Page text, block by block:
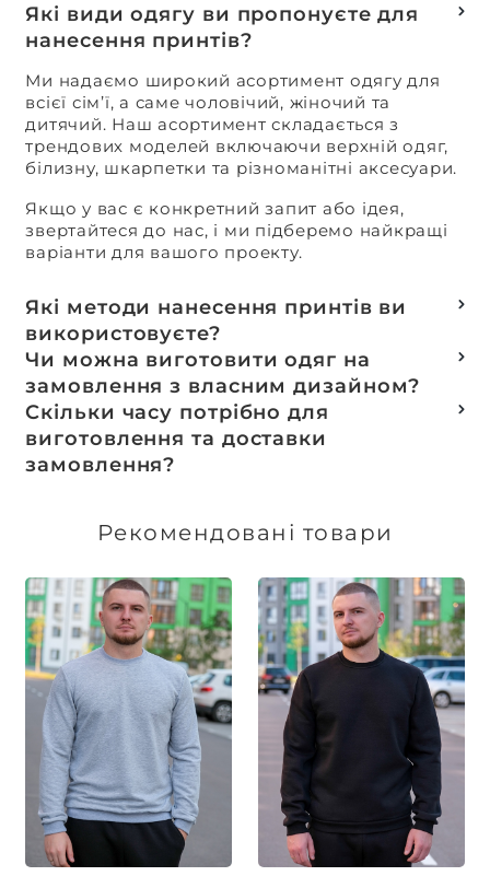
Які види одягу ви пропонуєте для
нанесення принтів?
Ми надаємо широкий асортимент одягу для
всієї сім’ї, а саме чоловічий, жіночий та
дитячий. Наш асортимент складається з
трендових моделей включаючи верхній одяг,
білизну, шкарпетки та різноманітні аксесуари.
Якщо у вас є конкретний запит або ідея,
звертайтеся до нас, і ми підберемо найкращі
варіанти для вашого проекту.
Які методи нанесення принтів ви
використовуєте?
Термотранферний
Шовкотрафаретний
DTF – друк
Машинна вишивка
Чи можна виготовити одяг на
замовлення з власним дизайном?
Так, ми спеціалізуємося на розробці колекцій
та мерчу під ключ, цей процес включає підбір
тканин, розробку лекал, дизай та
завершується пошиттям готового виробу.
Скільки часу потрібно для
виготовлення та доставки
замовлення?
виготовлення індивідуальних замовлень
Рекомендовані товари